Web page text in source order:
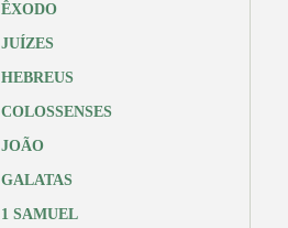
ÊXODO
JUÍZES
HEBREUS
COLOSSENSES
JOÃO
GALATAS
1 SAMUEL